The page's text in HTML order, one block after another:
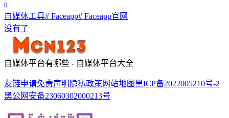
0
自媒体工具# Faceapp# Faceapp官网
没有了
自媒体平台有哪些 - 自媒体平台大全
友链申请免责声明 隐私政策 网站地图黑ICP备2022005210号-2
黑公网安备23060302000213号